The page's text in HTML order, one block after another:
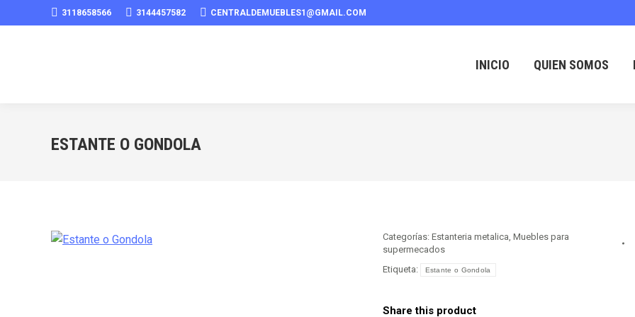
3118658566 3144457582 CENTRALDEMUEBLES1@GMAIL.COM
INICIO QUIEN SOMOS
ESTANTE O GONDOLA
Categorías: Estanteria metalica, Muebles para
supermecados
Etiqueta:
Estante o Gondola
Share this product